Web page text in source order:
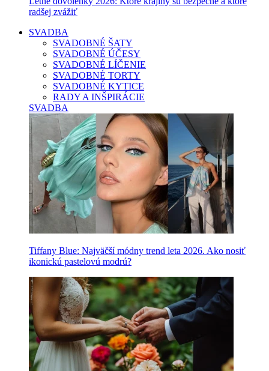
radšej zvážiť
SVADBA
SVADOBNÉ ŠATY
SVADOBNÉ ÚČESY
SVADOBNÉ LÍČENIE
SVADOBNÉ TORTY
SVADOBNÉ KYTICE
RADY A INŠPIRÁCIE
SVADBA
Tiffany Blue: Najväčší módny trend leta 2026. Ako nosiť
ikonickú pastelovú modrú?